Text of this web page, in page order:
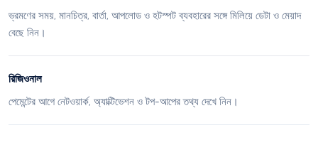
ভ্রমণের সময়, মানচিত্র, বার্তা, আপলোড ও হটস্পট ব্যবহারের সঙ্গে মিলিয়ে ডেটা ও মেয়াদ
বেছে নিন।
রিজিওনাল
পেমেন্টের আগে নেটওয়ার্ক, অ্যাক্টিভেশন ও টপ-আপের তথ্য দেখে নিন।